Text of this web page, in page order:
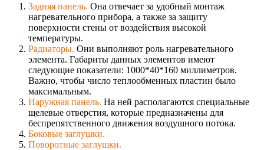
Задняя панель. Она отвечает за удобный монтаж
нагревательного прибора, а также за защиту
поверхности стены от воздействия высокой
температуры.
Радиаторы. Они выполняют роль нагревательного
элемента. Габариты данных элементов имеют
следующие показатели: 1000*40*160 миллиметров.
Важно, чтобы число теплообменных пластин было
максимальным.
Наружная панель. На ней располагаются специальные
щелевые отверстия, которые предназначены для
беспрепятственного движения воздушного потока.
Боковые заглушки.
Поворотные заглушки.